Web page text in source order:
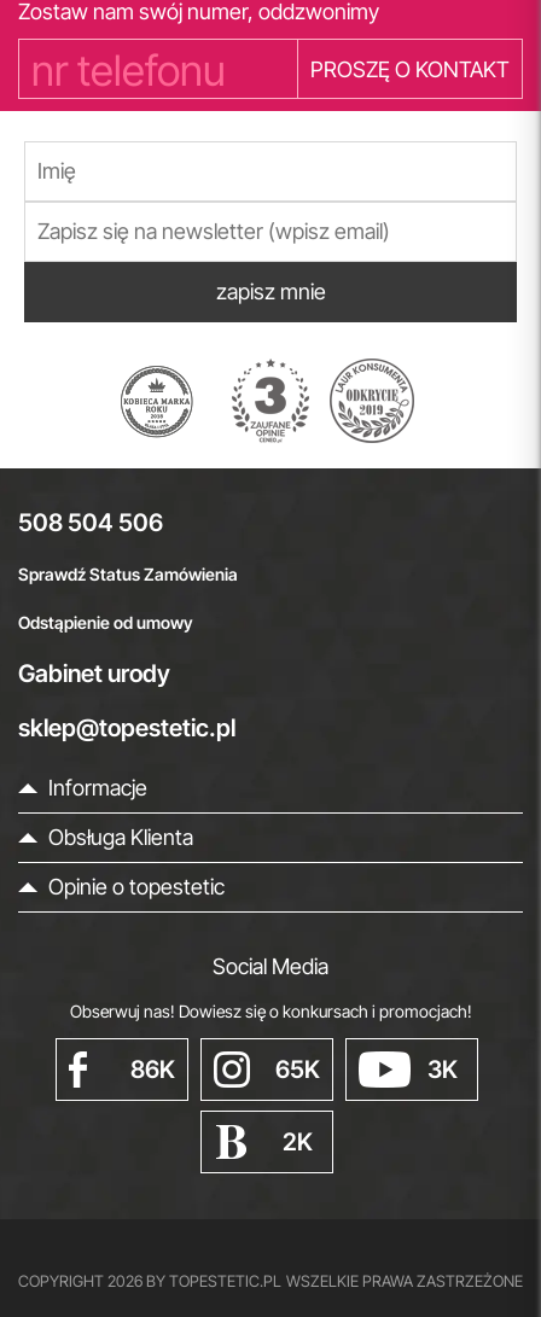
Zostaw nam swój numer, oddzwonimy
PROSZĘ O KONTAKT
zapisz mnie
508 504 506
Sprawdź Status Zamówienia
Odstąpienie od umowy
Gabinet urody
sklep@topestetic.pl
Informacje
Obsługa Klienta
Opinie o topestetic
Social Media
Obserwuj nas! Dowiesz się o konkursach i promocjach!
86K 65K 3K
2K
COPYRIGHT 2026 BY TOPESTETIC.PL WSZELKIE PRAWA ZASTRZEŻONE